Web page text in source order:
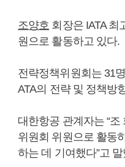
조양호 회장은 IATA
원으로 활동하고 있다.
전략정책위원회는 31
ATA의 전략 및 정책방
대한항공 관계자는 “
위원회 위원으로 활동
하는 데 기여했다”고